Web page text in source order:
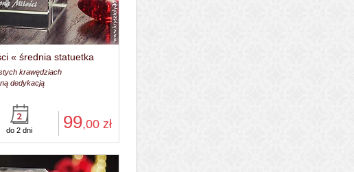
« średnia statuetka
krawędziach
dedykacją
99,00zł
do 2 dni